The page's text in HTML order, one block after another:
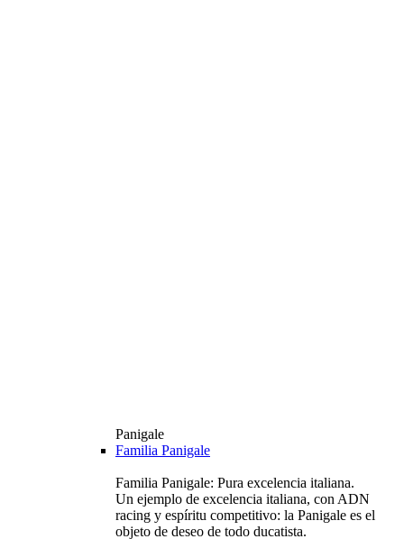
Panigale
Familia Panigale
Familia Panigale: Pura excelencia italiana.
Un ejemplo de excelencia italiana, con ADN
racing y espíritu competitivo: la Panigale es el
objeto de deseo de todo ducatista.